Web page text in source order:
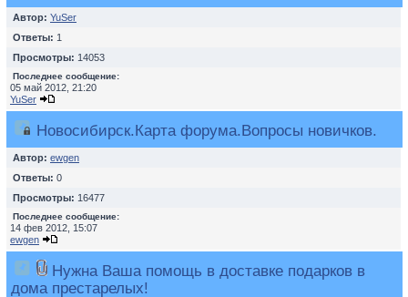
Автор: YuSer
Ответы: 1
Просмотры: 14053
Последнее сообщение:
05 май 2012, 21:20
YuSer
Новосибирск.Карта форума.Вопросы новичков.
Автор: ewgen
Ответы: 0
Просмотры: 16477
Последнее сообщение:
14 фев 2012, 15:07
ewgen
Нужна Ваша помощь в доставке подарков в
дома престарелых!